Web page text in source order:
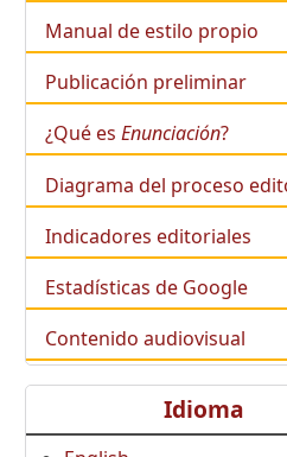
Manual de estilo propio
Publicación preliminar
¿Qué es Enunciación?
Diagrama del proceso
Indicadores editoriales
Estadísticas de Google
Contenido audiovisual
Idioma